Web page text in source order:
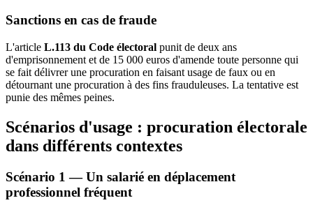
Sanctions en cas de fraude
L'article L.113 du Code électoral punit de deux ans
d'emprisonnement et de 15 000 euros d'amende toute personne qui
se fait délivrer une procuration en faisant usage de faux ou en
détournant une procuration à des fins frauduleuses. La tentative est
punie des mêmes peines.
Scénarios d'usage : procuration électorale
dans différents contextes
Scénario 1 — Un salarié en déplacement
professionnel fréquent